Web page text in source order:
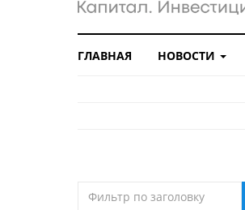
ГЛАВНАЯ НОВОСТИ